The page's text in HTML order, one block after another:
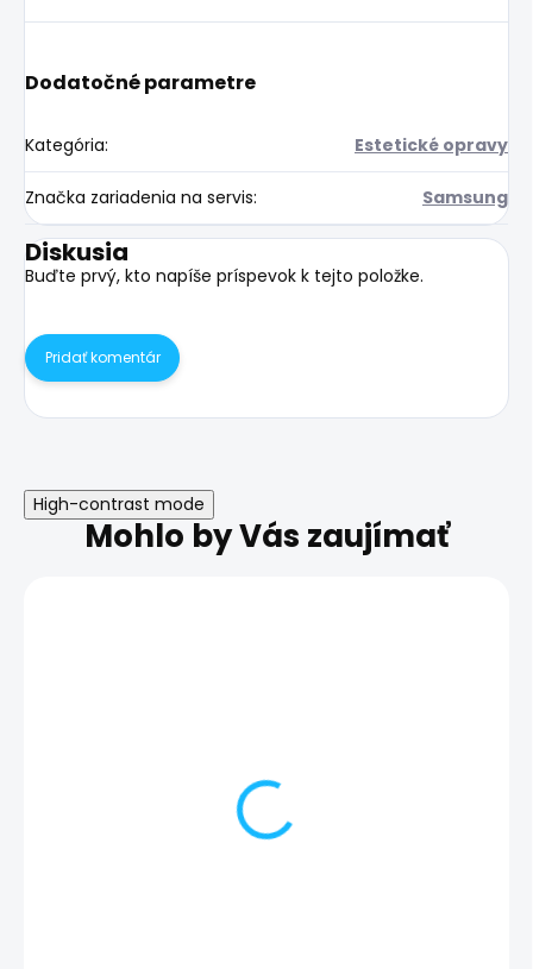
Dodatočné parametre
Kategória: Estetické opravy
Značka zariadenia na servis: Samsung
Diskusia
Buďte prvý, kto napíše príspevok k tejto položke.
Pridať komentár
High-contrast mode
Mohlo by Vás zaujímať
Výmena zadného skla |